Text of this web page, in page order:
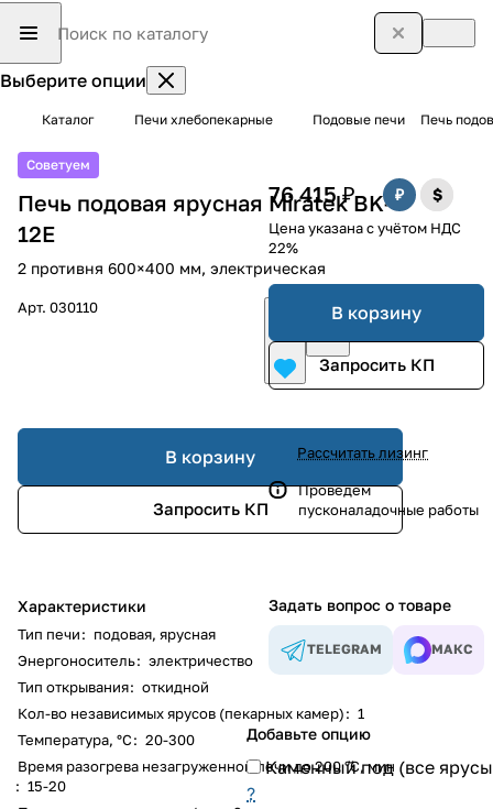
Выберите опции
Каталог Печи хлебопекарные Подовые печи Печь
Советуем
Печь подовая ярусная Miratek BK-
12E
2 противня 600×400 мм, электрическая
Арт. 030110
В корзину
Запросить КП
Характеристики
Тип печи: подовая, ярусная
Энергоноситель: электричество
Тип открывания: откидной
Кол-во независимых ярусов (пекарных камер): 1
Температура, °С: 20-300
Время разогрева незагруженной печи до 200 °С, мин
: 15-20
76 415 ₽
Цена указана с учётом НДС
22%
В корзину
Запросить КП
Рассчитать лизинг
Проведем
пусконаладочные работы
Задать вопрос о товаре
TELEGRAM МАКС
Добавьте опцию
Каменный под (все
?